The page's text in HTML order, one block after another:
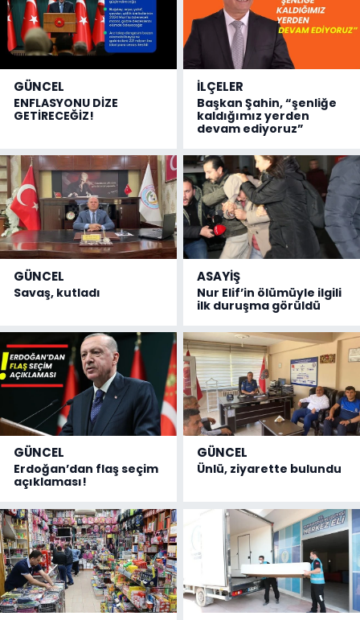
GÜNCEL
ENFLASYONU DİZE
GETİRECEĞİZ!
İLÇELER
Başkan Şahin, “şenliğe
kaldığımız yerden
devam ediyoruz”
GÜNCEL
Savaş, kutladı
ASAYİŞ
Nur Elif’in ölümüyle ilgili
ilk duruşma görüldü
GÜNCEL
Erdoğan’dan flaş seçim
açıklaması!
GÜNCEL
Ünlü, ziyarette bulundu